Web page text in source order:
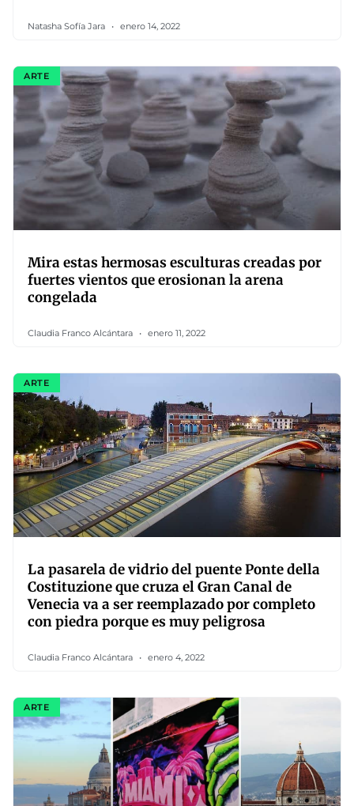
Natasha Sofía Jara enero 14, 2022
ARTE
Mira estas hermosas esculturas creadas por
fuertes vientos que erosionan la arena
congelada
Claudia Franco Alcántara enero 11, 2022
ARTE
La pasarela de vidrio del puente Ponte della
Costituzione que cruza el Gran Canal de
Venecia va a ser reemplazado por completo
con piedra porque es muy peligrosa
Claudia Franco Alcántara enero 4, 2022
ARTE